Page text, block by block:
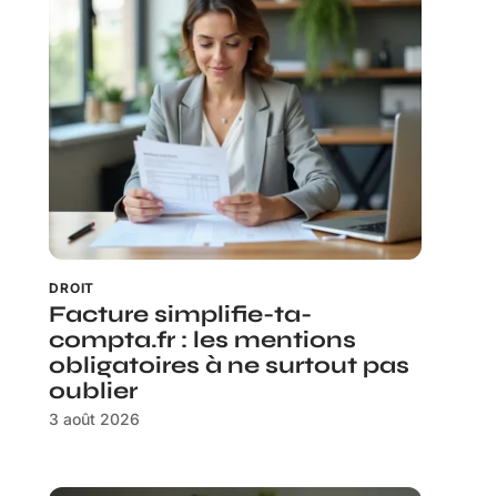
DROIT
Facture simplifie-ta-
compta.fr : les mentions
obligatoires à ne surtout pas
oublier
3 août 2026